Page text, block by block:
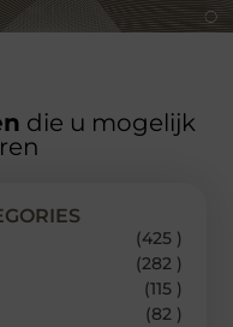
die u mogelijk
(425 )
(282 )
(115 )
(82 )